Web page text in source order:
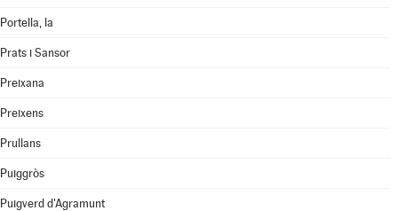
Portella, la
Prats i Sansor
Preixana
Preixens
Prullans
Puiggròs
Puigverd d'Agramunt